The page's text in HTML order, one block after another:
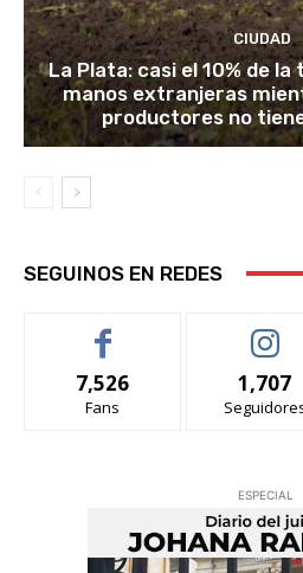
CIUDAD
La Plata: casi el 10% de
manos extranjeras
productores no
SEGUINOS EN REDES
7,526
Fans
1,707
ESPECIAL